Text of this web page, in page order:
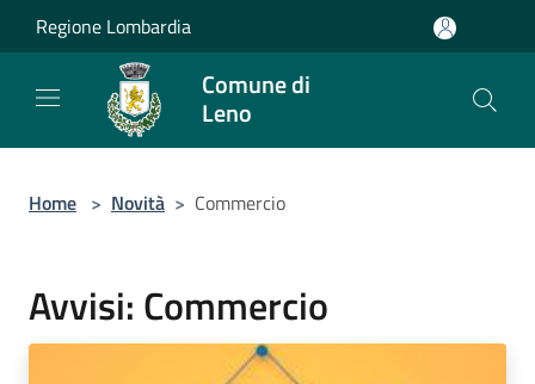
Salta al contenuto principale
Regione Lombardia
Comune di
Leno
Home > Novità > Commercio
Avvisi: Commercio